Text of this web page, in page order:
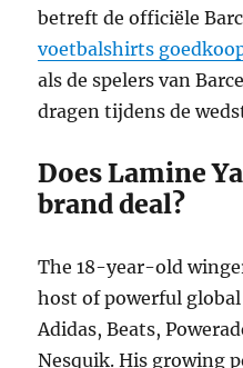
betreft de officiële
voetbalshirts
als de spelers van
dragen tijdens de
Does Lamine
brand deal?
The 18-year-old
host of powerful
Adidas, Beats,
Nesquik. His growing